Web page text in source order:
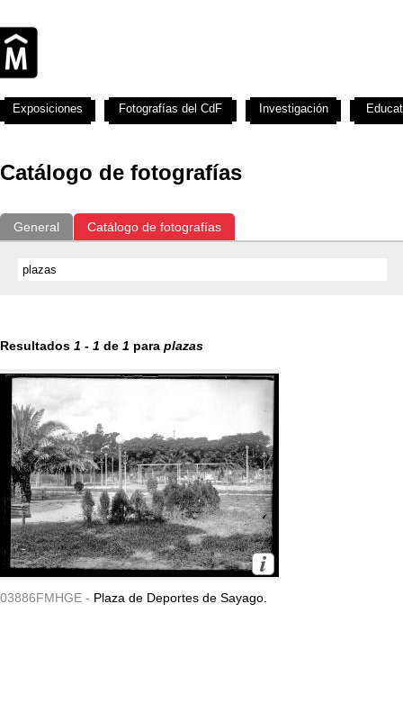
Catálogo de fotografías
General Catálogo de fotografías
Resultados 1 - 1 de 1 para plazas
03886FMHGE - Plaza de Deportes de Sayago.
Exposiciones Fotografías del CdF Investigación